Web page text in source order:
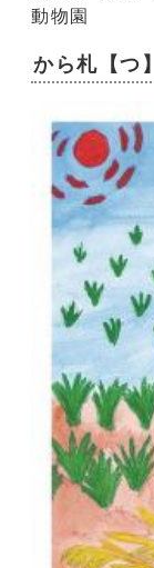
動物園
から札【つ】